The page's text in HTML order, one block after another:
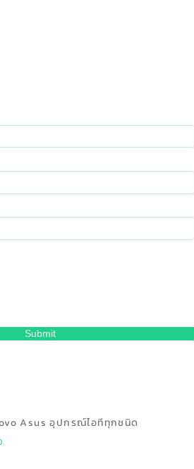
Submit
Asus อุปกรณ์ไอทีทุกชนิด